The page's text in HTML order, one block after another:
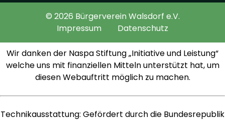
© 2026 Bürgerverein Walsdorf e.V.
Impressum
Datenschutz
Wir danken der Naspa Stiftung „Initiative und Leistung“
welche uns mit finanziellen Mitteln unterstützt hat, um
diesen Webauftritt möglich zu machen.
Technikausstattung: Gefördert durch die Bundesrepublik